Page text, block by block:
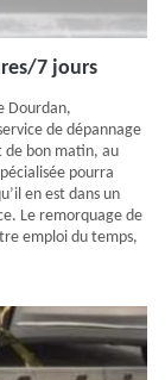
7 jours
Dourdan,
de dépannage
de bon matin, au
pourra
en est dans un
Le remorquage de
emploi du temps,